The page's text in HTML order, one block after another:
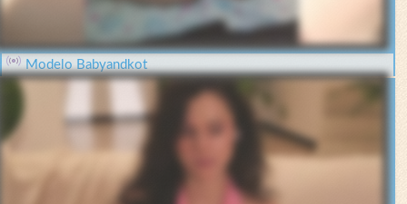
Modelo Babyandkot